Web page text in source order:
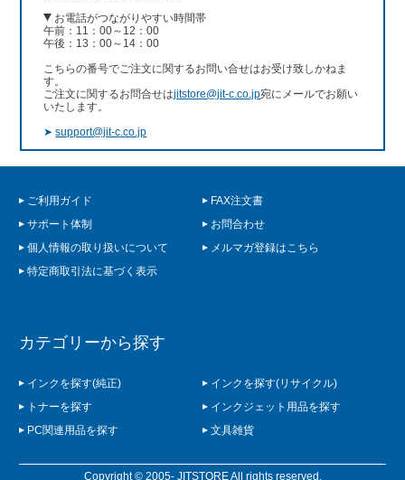
お電話がつながりやすい時間帯
午前：11：00～12：00
午後：13：00～14：00
こちらの番号でご注文に関するお問い合せはお受け致しかねま
す。
ご注文に関するお問合せはjitstore@jit-c.co.jp宛にメールでお願い
いたします。
➤support@jit-c.co.jp
ご利用ガイド
FAX注文書
サポート体制
お問合わせ
個人情報の取り扱いについて
メルマガ登録はこちら
特定商取引法に基づく表示
カテゴリーから探す
インクを探す(純正)
インクを探す(リサイクル)
トナーを探す
インクジェット用品を探す
PC関連用品を探す
文具雑貨
Copyright © 2005- JITSTORE All rights reserved.